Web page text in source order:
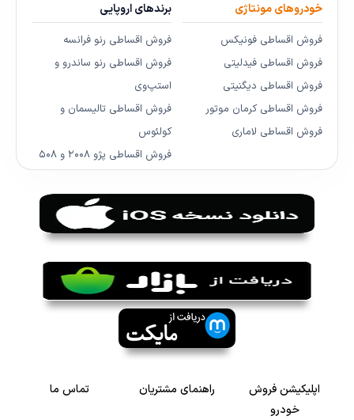
خودروهای مونتاژی
فروش اقساطی فونیکس
فروش اقساطی فیدلیتی
فروش اقساطی دیگنیتی
فروش اقساطی کرمان موتور
فروش اقساطی لاماری
برندهای اروپایی
فروش اقساطی رنو فرانسه
فروش اقساطی رنو ساندرو و
استپ‌وی
فروش اقساطی تالیسمان و
کولئوس
فروش اقساطی پژو ۲۰۰۸ و ۵۰۸
اپلیکیشن فروش
خودرو
راهنمای مشتریان تماس ما